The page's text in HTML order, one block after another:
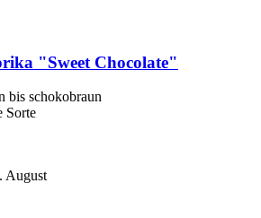
"Sweet Chocolate"
bis schokobraun
Sorte
August